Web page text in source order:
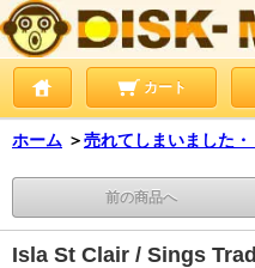
カート
ホーム ＞売れてしまいました・
前の商品へ
Isla St Clair / Sings